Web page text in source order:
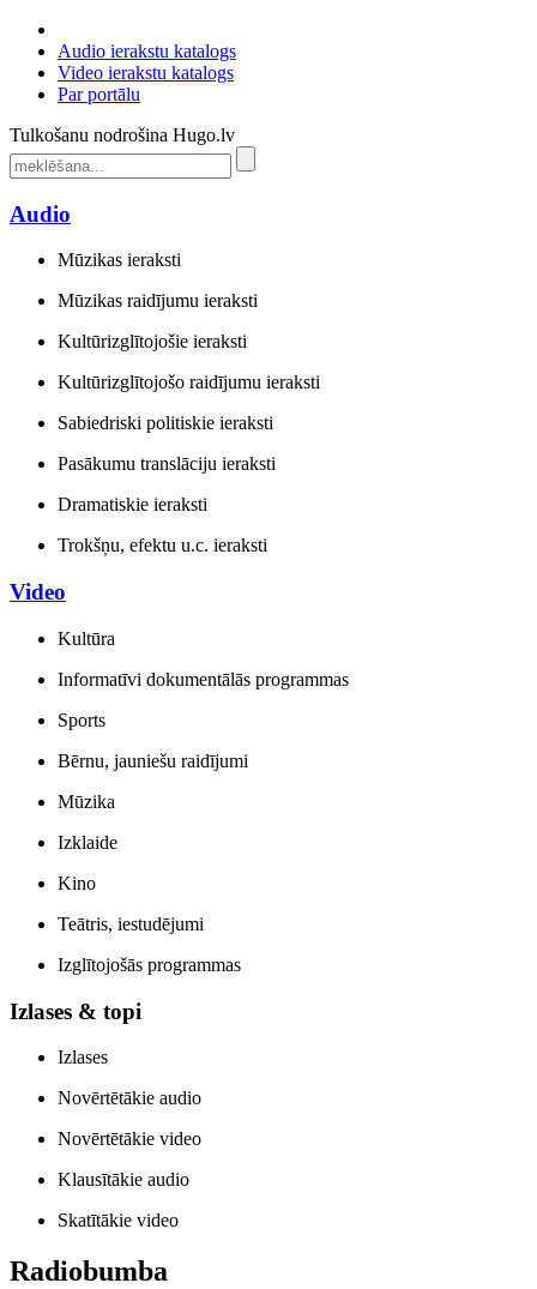
Audio ierakstu katalogs
Video ierakstu katalogs
Par portālu
Tulkošanu nodrošina Hugo.lv
Audio
Mūzikas ieraksti
Mūzikas raidījumu ieraksti
Kultūrizglītojošie ieraksti
Kultūrizglītojošo raidījumu ieraksti
Sabiedriski politiskie ieraksti
Pasākumu translāciju ieraksti
Dramatiskie ieraksti
Trokšņu, efektu u.c. ieraksti
Video
Kultūra
Informatīvi dokumentālās programmas
Sports
Bērnu, jauniešu raidījumi
Mūzika
Izklaide
Kino
Teātris, iestudējumi
Izglītojošās programmas
Izlases & topi
Izlases
Novērtētākie audio
Novērtētākie video
Klausītākie audio
Skatītākie video
Radiobumba